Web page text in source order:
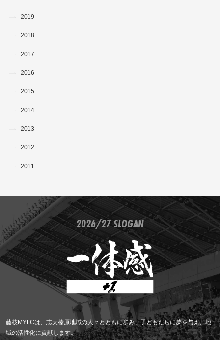
2019
2018
2017
2016
2015
2014
2013
2012
2011
2026/27 SLOGAN
藤枝MYFCは、志太榛原地域の人々とともに歩み、子どもたちに夢を与え、地
域の活性化に貢献します。